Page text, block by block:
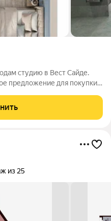
предложение для покупки
закрытый двор).
из 25